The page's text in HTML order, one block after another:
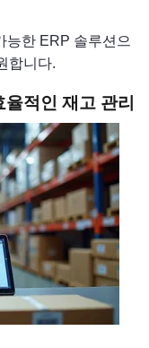
능한 ERP 솔루션으
합니다.
적인 재고 관리